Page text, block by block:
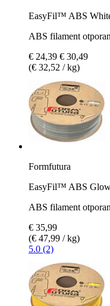
EasyFil™ ABS
ABS filament
€ 24,39 € 30,49
(€ 32,52 / kg)
Formfutura
EasyFil™ ABS
ABS filament
€ 35,99
(€ 47,99 / kg)
5.0 (2)